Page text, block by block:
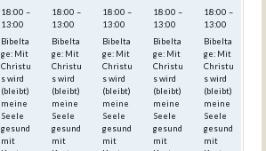
18:00 –
13:00
Bibelta
ge: Mit
Christu
s wird
(bleibt)
meine
Seele
gesund
mit
18:00 –
13:00
Bibelta
ge: Mit
Christu
s wird
(bleibt)
meine
Seele
gesund
mit
18:00 –
13:00
Bibelta
ge: Mit
Christu
s wird
(bleibt)
meine
Seele
gesund
mit
18:00 –
13:00
Bibelta
ge: Mit
Christu
s wird
(bleibt)
meine
Seele
gesund
mit
18:00 –
13:00
Bibelta
ge: Mit
Christu
s wird
(bleibt)
meine
Seele
gesund
mit